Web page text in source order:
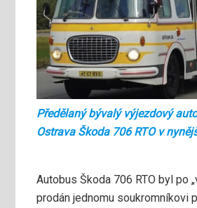
Předělaný bývalý výjezdový
Ostrava Škoda 706 RTO v
Autobus Škoda 706 RTO byl po
prodán jednomu soukromníkovi